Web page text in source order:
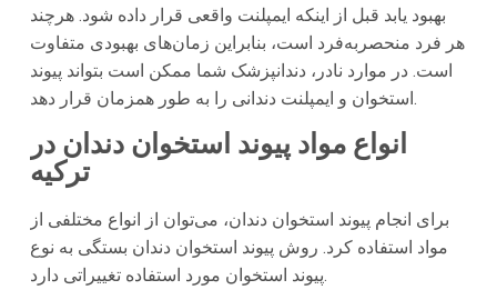
بهبود یابد قبل از اینکه ایمپلنت واقعی قرار داده شود. هرچند
هر فرد منحصربه‌فرد است، بنابراین زمان‌های بهبودی متفاوت
است. در موارد نادر، دندانپزشک شما ممکن است بتواند پیوند
استخوان و ایمپلنت دندانی را به طور همزمان قرار دهد.
انواع مواد پیوند استخوان دندان در
ترکیه
برای انجام پیوند استخوان دندان، می‌توان از انواع مختلفی از
مواد استفاده کرد. روش پیوند استخوان دندان بستگی به نوع
پیوند استخوان مورد استفاده تغییراتی دارد.